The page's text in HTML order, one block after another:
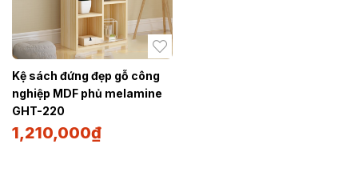
Kệ sách đứng đẹp gỗ công
nghiệp MDF phủ melamine
GHT-220
1,210,000₫